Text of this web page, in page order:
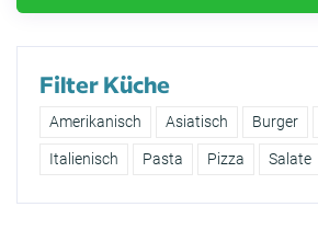
Filter Küche
Amerikanisch Asiatisch Burger
Italienisch Pasta Pizza Salate